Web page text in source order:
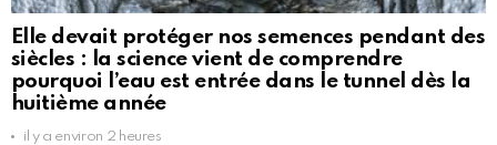
Elle devait protéger nos semences pendant des
siècles : la science vient de comprendre
pourquoi l’eau est entrée dans le tunnel dès la
huitième année
il y a environ 2 heures